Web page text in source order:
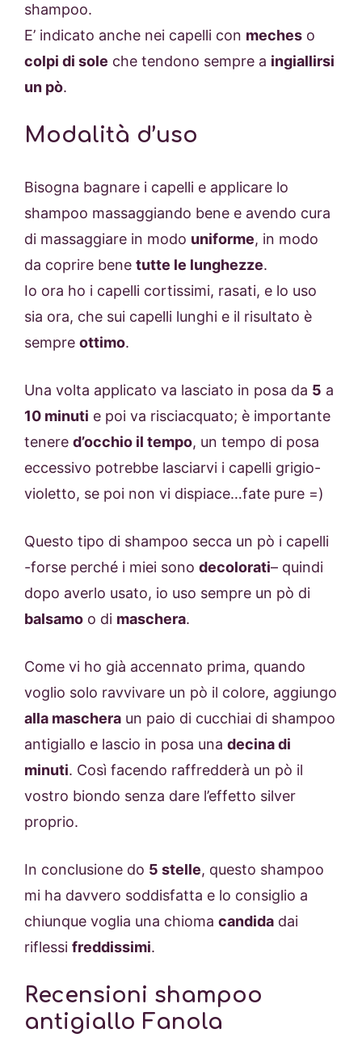
shampoo.
E’ indicato anche nei capelli con meches o
colpi di sole che tendono sempre a ingiallirsi
un pò.
Modalità d’uso
Bisogna bagnare i capelli e applicare lo
shampoo massaggiando bene e avendo cura
di massaggiare in modo uniforme, in modo
da coprire bene tutte le lunghezze.
Io ora ho i capelli cortissimi, rasati, e lo uso
sia ora, che sui capelli lunghi e il risultato è
sempre ottimo.
Una volta applicato va lasciato in posa da 5 a
10 minuti e poi va risciacquato; è importante
tenere d’occhio il tempo, un tempo di posa
eccessivo potrebbe lasciarvi i capelli grigio-
violetto, se poi non vi dispiace…fate pure =)
Questo tipo di shampoo secca un pò i capelli
-forse perché i miei sono decolorati– quindi
dopo averlo usato, io uso sempre un pò di
balsamo o di maschera.
Come vi ho già accennato prima, quando
voglio solo ravvivare un pò il colore, aggiungo
alla maschera un paio di cucchiai di shampoo
antigiallo e lascio in posa una decina di
minuti. Così facendo raffredderà un pò il
vostro biondo senza dare l’effetto silver
proprio.
In conclusione do 5 stelle, questo shampoo
mi ha davvero soddisfatta e lo consiglio a
chiunque voglia una chioma candida dai
riflessi freddissimi.
Recensioni shampoo
antigiallo Fanola